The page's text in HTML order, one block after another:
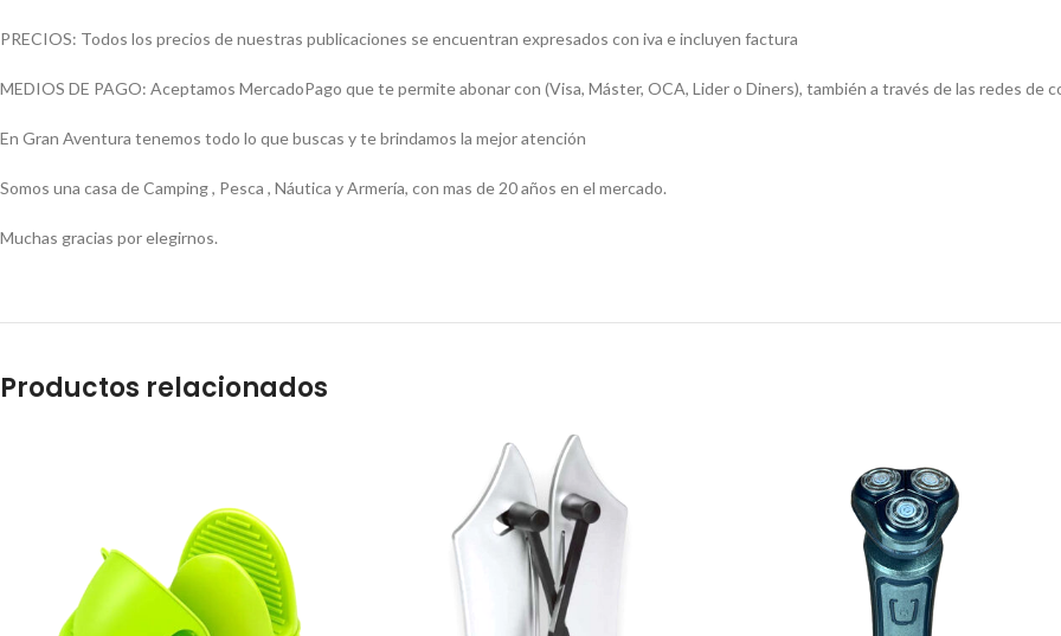
PRECIOS: Todos los precios de nuestras publicaciones se encuentran expresados con iva e incluyen factura
MEDIOS DE PAGO: Aceptamos MercadoPago que te permite abonar con (Visa, Máster, OCA, Lider o Diners), también a través de las redes de
En Gran Aventura tenemos todo lo que buscas y te brindamos la mejor atención
Somos una casa de Camping , Pesca , Náutica y Armería, con mas de 20 años en el mercado.
Muchas gracias por elegirnos.
Productos relacionados